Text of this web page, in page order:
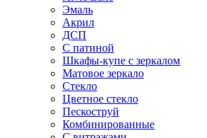
Эмаль
Акрил
ДСП
С патиной
Шкафы-купе с зеркалом
Матовое зеркало
Стекло
Цветное стекло
Пескоструй
Комбинированные